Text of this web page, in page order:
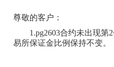
尊敬的客户：
1.pg2603合约未出现第2
易所保证金比例保持不变。